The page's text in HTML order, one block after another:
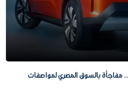
سعر اوبل فرونتيرا موديل 2027.. مفاجأة بالسوق المصري لمواصفات